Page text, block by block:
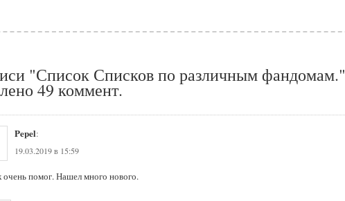
"Список Списков по различным фандомам."
49 коммент.
Pepel:
19.03.2019 в 15:59
очень помог. Нашел много нового.